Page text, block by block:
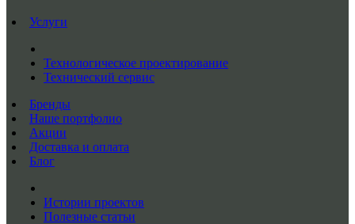
Услуги
Технологическое проектирование
Технический сервис
Бренды
Наше портфолио
Акции
Доставка и оплата
Блог
Истории проектов
Полезные статьи